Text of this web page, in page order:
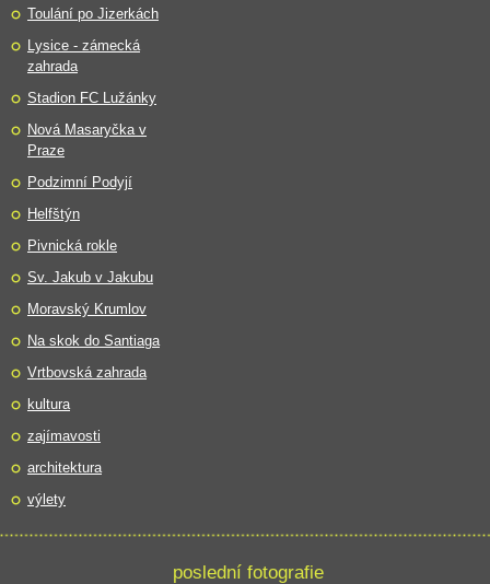
Toulání po Jizerkách
Lysice - zámecká
zahrada
Stadion FC Lužánky
Nová Masaryčka v
Praze
Podzimní Podyjí
Helfštýn
Pivnická rokle
Sv. Jakub v Jakubu
Moravský Krumlov
Na skok do Santiaga
Vrtbovská zahrada
kultura
zajímavosti
architektura
výlety
poslední fotografie